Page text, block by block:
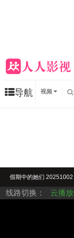
导航 视频
假期中的她们 20251002